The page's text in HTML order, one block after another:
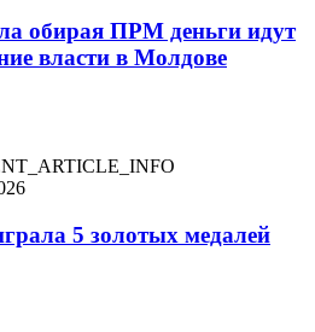
обирая ПРМ деньги идут
власти в Молдове
5 золотых медалей